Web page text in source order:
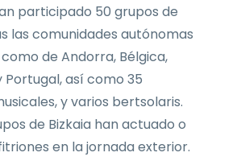
participado 50 grupos de
las comunidades autónomas
de Andorra, Bélgica,
Portugal, así como 35
y varios bertsolaris.
de Bizkaia han actuado o
en la jornada exterior.